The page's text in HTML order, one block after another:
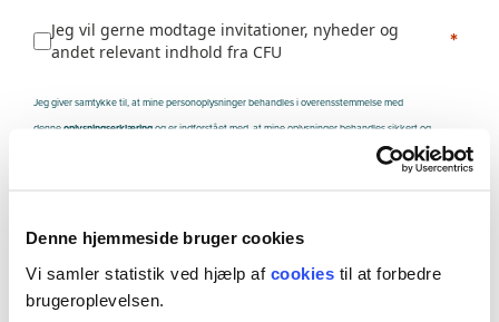
Denne hjemmeside bruger cookies
Vi samler statistik ved hjælp af cookies til at forbedre
brugeroplevelsen.
Jeg vil gerne modtage invitationer, nyheder og
andet relevant indhold fra CFU
Jeg giver samtykke til, at mine personoplysninger behandles i overensstemmelse med
denneoplysningserklæringog er indforstået med, at mine oplysninger behandles sikkert og
fortroligt og slettes efter endt anvendelse. Jeg er indforstået med, at jeg kan trække mit samtykke
tilbage ved at skrive til denne mailadresse kommunikation@ucl.dk, hvorefter behandlingen af mine
Vælg de områder, der interesserer dig. Så sender vi kun
relevant indhold til din indbakke.
Dansk